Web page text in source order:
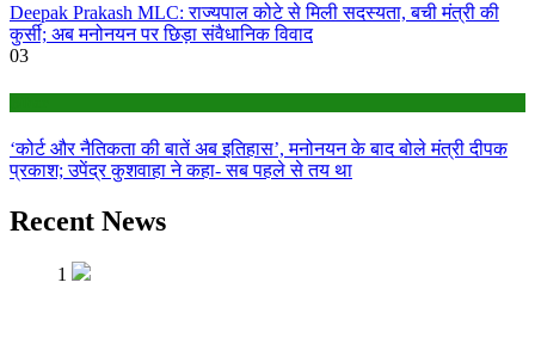
Deepak Prakash MLC: राज्यपाल कोटे से मिली सदस्यता, बची मंत्री की
कुर्सी; अब मनोनयन पर छिड़ा संवैधानिक विवाद
03
‘कोर्ट और नैतिकता की बातें अब इतिहास’, मनोनयन के बाद बोले मंत्री दीपक
प्रकाश; उपेंद्र कुशवाहा ने कहा- सब पहले से तय था
Recent News
1